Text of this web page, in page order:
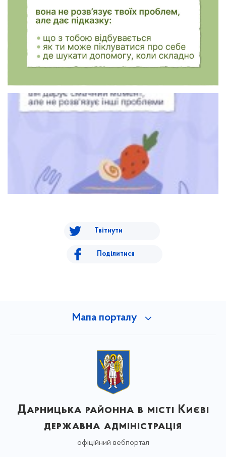
Твітнути
Поділитися
Мапа порталу
Дарницька районна в місті Києві
державна адміністрація
офіційний вебпортал